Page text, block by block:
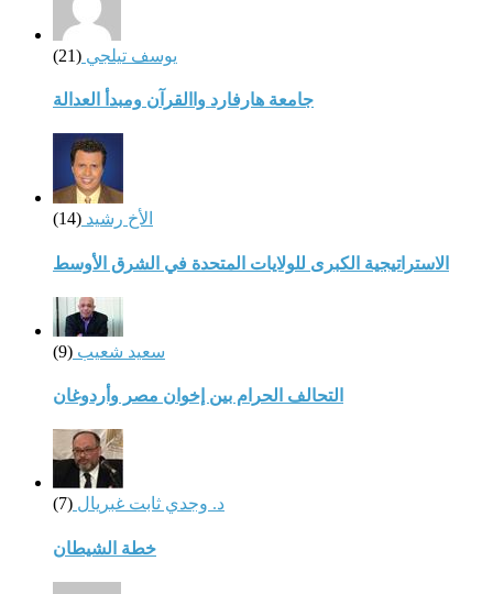
يوسف تيلجي (21)
جامعة هارفارد واالقرآن ومبدأ العدالة
الأخ رشيد (14)
الاستراتيجية الكبرى للولايات المتحدة في الشرق الأوسط
سعيد شعيب (9)
التحالف الحرام بين إخوان مصر وأردوغان
د. وجدي ثابت غبريال (7)
خطة الشيطان